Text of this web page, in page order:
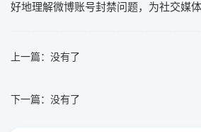
好地理解微博账号封禁问题，为社交媒体
上一篇：没有了
下一篇：没有了